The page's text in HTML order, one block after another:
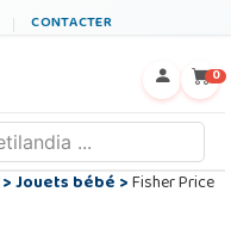
CONTACTER
0
>Jouets bébé>Fisher Price